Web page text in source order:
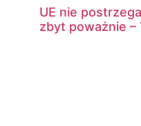
UE nie
zbyt poważnie –